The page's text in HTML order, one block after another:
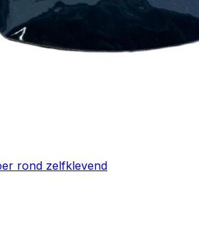
rond zelfklevend